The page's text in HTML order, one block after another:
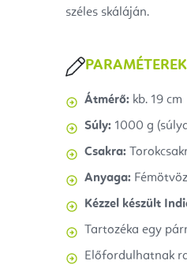
széles skáláján.
Átmérő: kb. 19 cm
Súly: 1000 g
Csakra:
Anyaga:
Kézzel készült
Tartozéka egy
Előfordulhatnak